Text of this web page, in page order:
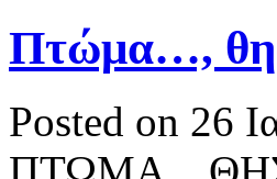
Πτώμα…,
Posted on 26